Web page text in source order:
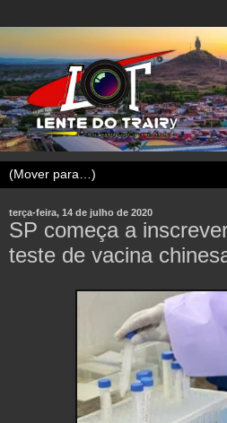
terça-feira, 14 de julho de 2020
SP começa a
teste de vacina